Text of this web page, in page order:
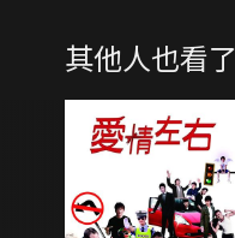
其他人也看了